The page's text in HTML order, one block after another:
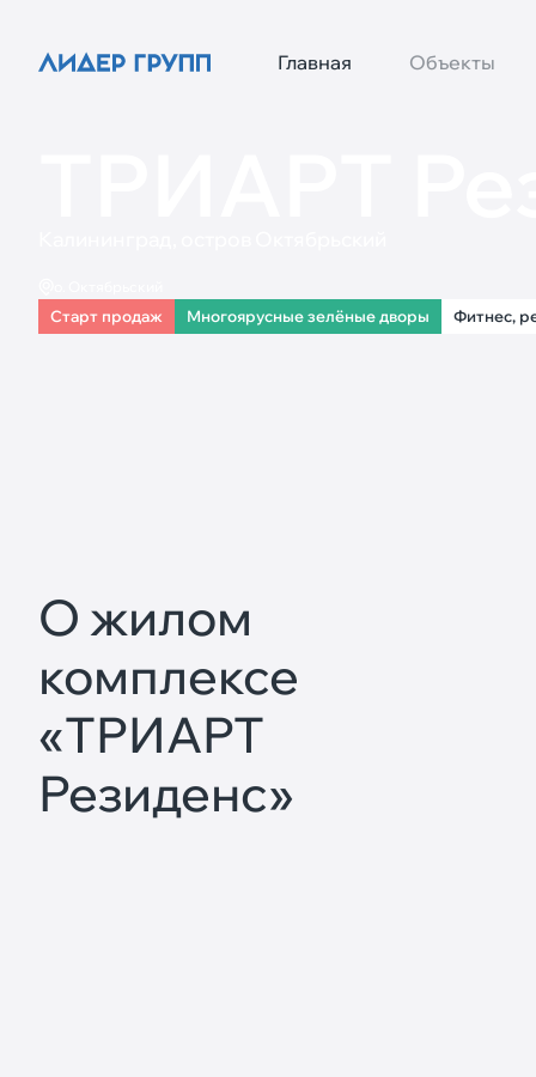
Главная Объекты
ТРИАРТ
Старт продаж Многоярусные зелёные дворы Фитнес,
О жилом
комплексе
«ТРИАРТ
Резиденс»